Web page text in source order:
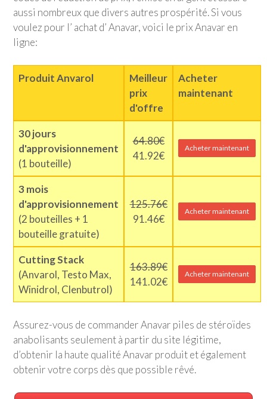
aussi nombreux que divers autres prospérité. Si vous
voulez pour l’ achat d’ Anavar, voici le prix Anavar en
ligne:
Produit Anvarol
Meilleur
prix
d'offre
Acheter
maintenant
30 jours
d'approvisionnement
(1 bouteille)
64.80€
41.92€
Acheter maintenant
3 mois
d'approvisionnement
(2 bouteilles + 1
bouteille gratuite)
125.76€
91.46€
Acheter maintenant
Cutting Stack
(Anvarol, Testo Max,
Winidrol, Clenbutrol)
163.89€
141.02€
Acheter maintenant
Assurez-vous de commander Anavar piles de stéroïdes
anabolisants seulement à partir du site légitime,
d’obtenir la haute qualité Anavar produit et également
obtenir votre corps dès que possible rêvé.